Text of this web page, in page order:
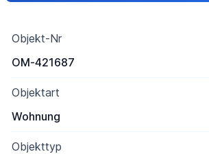
Objekt-Nr
OM-421687
Objektart
Wohnung
Objekttyp